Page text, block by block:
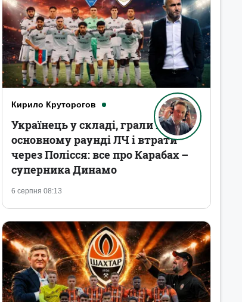
Кирило Круторогов
6 серпня 08:13
Українець у складі, грали в
основному раунді ЛЧ і втрати
через Полісся: все про Карабах –
суперника Динамо